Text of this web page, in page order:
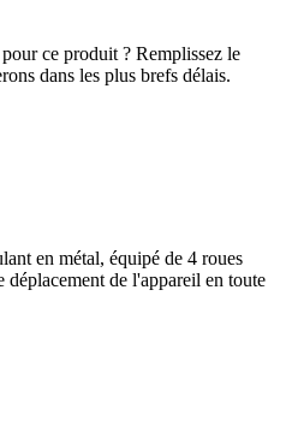
ce produit ? Remplissez le
dans les plus brefs délais.
en métal, équipé de 4 roues
déplacement de l'appareil en toute